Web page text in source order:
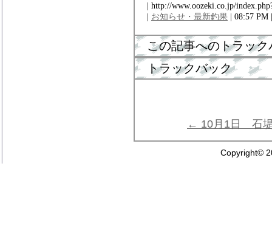
| http://www.oozeki.co.jp/
| お知らせ・最新釣果 | 08:57
この記事へのトラッ
トラックバック
← 10月1日 石
Copyright©